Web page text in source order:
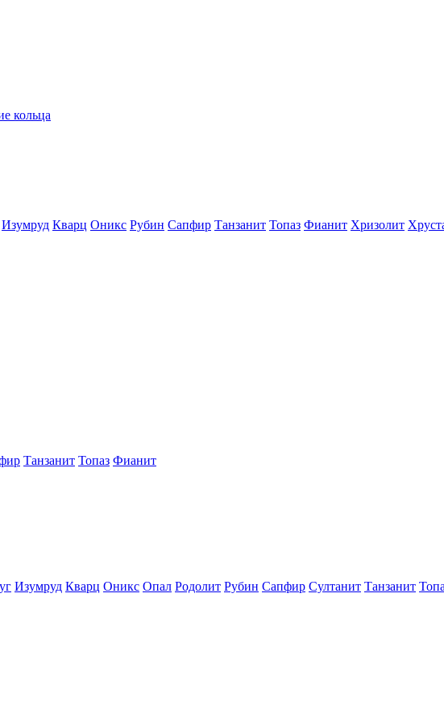
кольца
Изумруд Кварц Оникс Рубин Сапфир Танзанит Топаз Фианит Хризолит
Танзанит Топаз Фианит
Изумруд Кварц Оникс Опал Родолит Рубин Сапфир Султанит Танзанит